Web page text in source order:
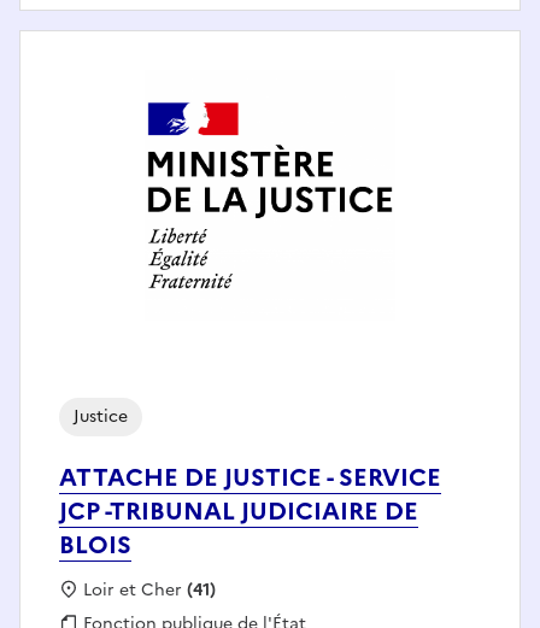
ATTACHE DE JUSTICE - SERVICE
JCP -TRIBUNAL JUDICIAIRE DE
BLOIS
Justice
Localisation :
Loir et Cher (41)